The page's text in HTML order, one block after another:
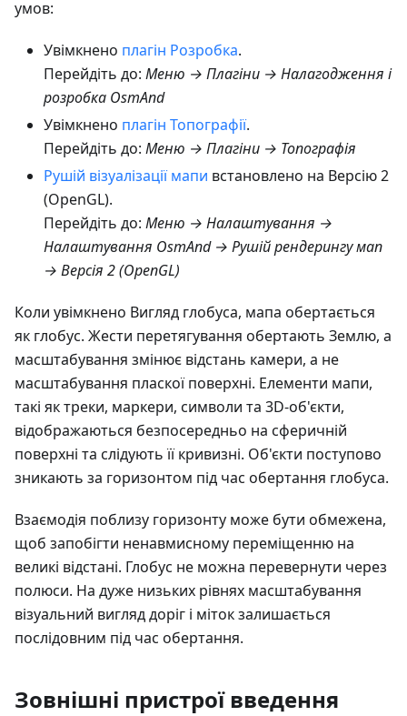
умов:
Увімкнено плагін Розробка.
Перейдіть до: Меню → Плагіни → Налагодження і
розробка OsmAnd
Увімкнено плагін Топографії.
Перейдіть до: Меню → Плагіни → Топографія
Рушій візуалізації мапи встановлено на Версію 2
(OpenGL).
Перейдіть до: Меню → Налаштування →
Налаштування OsmAnd → Рушій рендерингу мап
→ Версія 2 (OpenGL)
Коли увімкнено Вигляд глобуса, мапа обертається
як глобус. Жести перетягування обертають Землю, а
масштабування змінює відстань камери, а не
масштабування пласкої поверхні. Елементи мапи,
такі як треки, маркери, символи та 3D-об'єкти,
відображаються безпосередньо на сферичній
поверхні та слідують її кривизні. Об'єкти поступово
зникають за горизонтом під час обертання глобуса.
Взаємодія поблизу горизонту може бути обмежена,
щоб запобігти ненавмисному переміщенню на
великі відстані. Глобус не можна перевернути через
полюси. На дуже низьких рівнях масштабування
візуальний вигляд доріг і міток залишається
послідовним під час обертання.
Зовнішні пристрої введення